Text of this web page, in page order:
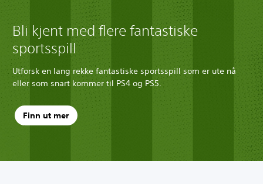
Bli kjent med flere fantastiske
sportsspill
Utforsk en lang rekke fantastiske sportsspill som er ute nå
eller som snart kommer til PS4 og PS5.
Finn ut mer